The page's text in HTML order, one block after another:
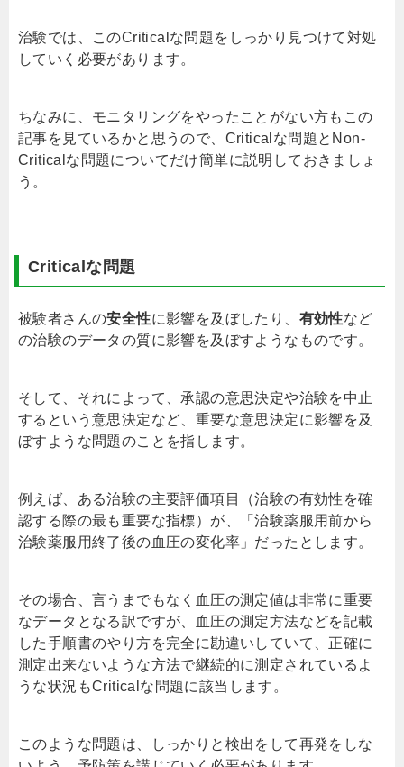
治験では、このCritical な問題をしっかり見つけて対処
していく必要があります。
ちなみに、モニタリングをやったことがない方もこの
記事を見ているかと思うので、 Critical な問題と Non-
Critical な問題についてだけ簡単に説明しておきましょ
う。
Criticalな問題
被験者さんの安全性に影響を及ぼしたり、 有効性など
の治験のデータの質に影響を及ぼすようなものです。
そして、それによって、承認の意思決定や治験を中止
するという意思決定など、重要な意思決定に影響を及
ぼすような問題のことを指します。
例えば、ある治験の主要評価項目（治験の有効性を確
認する際の最も重要な指標）が、「治験薬服用前から
治験薬服用終了後の血圧の変化率」だったとします。
その場合、言うまでもなく血圧の測定値は非常に重要
なデータとなる訳ですが、血圧の測定方法などを記載
した手順書のやり方を完全に勘違いしていて、正確に
測定出来ないような方法で継続的に測定されているよ
うな状況もCriticalな問題に該当します。
このような問題は、しっかりと検出をして再発をしな